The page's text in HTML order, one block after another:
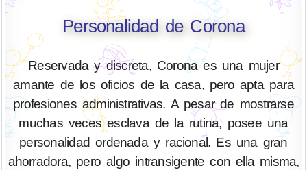
Personalidad de Corona
Reservada y discreta, Corona es una mujer
amante de los oficios de la casa, pero apta para
profesiones administrativas. A pesar de mostrarse
muchas veces esclava de la rutina, posee una
personalidad ordenada y racional. Es una gran
ahorradora, pero algo intransigente con ella misma,